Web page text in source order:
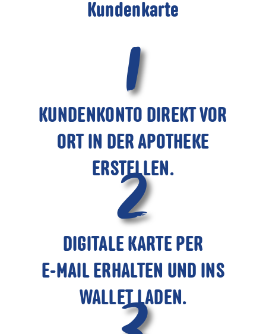
Kundenkarte
1
KUNDENKONTO DIREKT VOR
ORT IN DER APOTHEKE
ERSTELLEN.
2
DIGITALE KARTE PER
E-MAIL ERHALTEN UND INS
WALLET LADEN.